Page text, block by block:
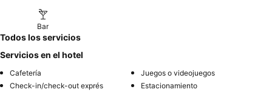
Bar
Todos los servicios
Servicios en el hotel
Cafetería
Juegos o videojuegos
Check-in/check-out exprés
Estacionamiento